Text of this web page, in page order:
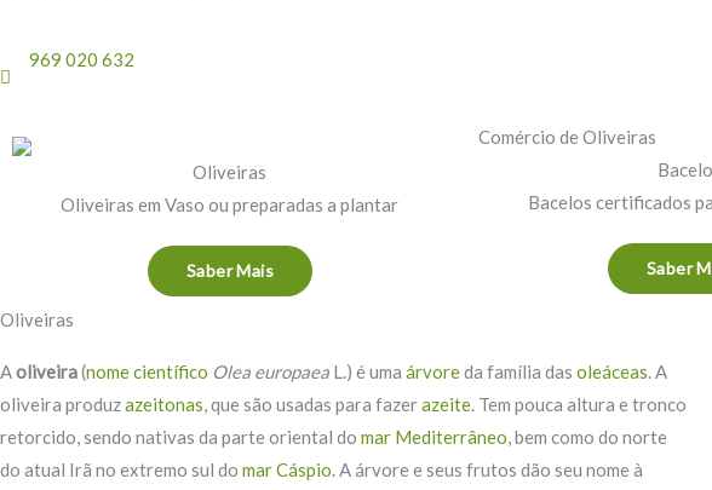
969 020 632
Oliveiras
Oliveiras em Vaso ou preparadas a plantar
Saber Mais
Bacelos certificados
Saber
Oliveiras
Aoliveira(nome científico Olea europaea L.) é uma árvoreda família das oleáceas. A
oliveira produzazeitonas, que são usadas para fazerazeite. Tem pouca altura e tronco
retorcido, sendo nativas da parte oriental do mar Mediterrâneo, bem como do norte
do atual Irã no extremo sul do mar Cáspio. A árvore e seus frutos dão seu nome à